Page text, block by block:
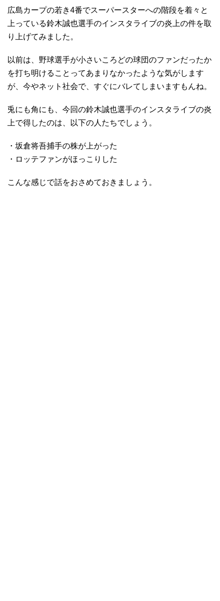
広島カープの若き4番でスーパースターへの階段を着々と
上っている鈴木誠也選手のインスタライブの炎上の件を取
り上げてみました。
以前は、野球選手が小さいころどの球団のファンだったか
を打ち明けることってあまりなかったような気がします
が、今やネット社会で、すぐにバレてしまいますもんね。
兎にも角にも、今回の鈴木誠也選手のインスタライブの炎
上で得したのは、以下の人たちでしょう。
・坂倉将吾捕手の株が上がった
・ロッテファンがほっこりした
こんな感じで話をおさめておきましょう。